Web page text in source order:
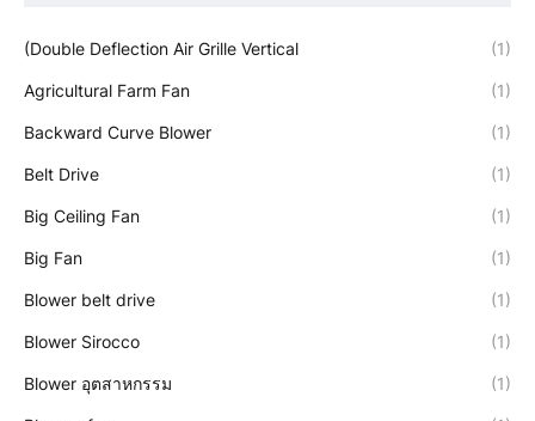
(Double Deflection Air Grille Vertical (1)
Agricultural Farm Fan (1)
Backward Curve Blower (1)
Belt Drive (1)
Big Ceiling Fan (1)
Big Fan (1)
Blower belt drive (1)
Blower Sirocco (1)
Blower อุตสาหกรรม (1)